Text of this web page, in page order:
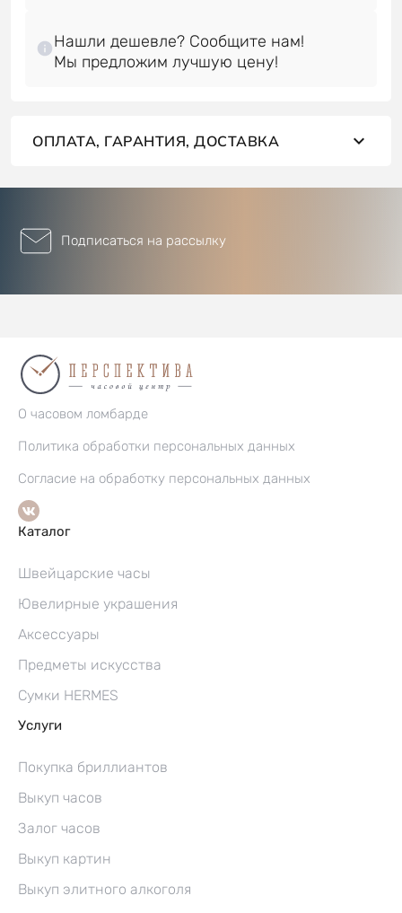
Нашли дешевле? Сообщите нам!
ОПЛАТА, ГАРАНТИЯ, ДОСТАВКА
Подписаться на рассылку
О часовом ломбарде
Политика обработки персональных данных
Согласие на обработку персональных данных
Каталог
Швейцарские часы
Ювелирные украшения
Аксессуары
Предметы искусства
Сумки HERMES
Услуги
Покупка бриллиантов
Выкуп часов
Залог часов
Выкуп картин
Выкуп элитного алкоголя